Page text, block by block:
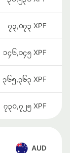
၇၃,၀၇၃ XPF
၁၄၆,၁၄၅ XPF
၃၆၅,၃၆၃ XPF
၇၃၀,၇၂၅ XPF
AUD